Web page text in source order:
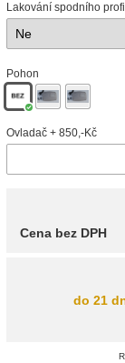
Lakování spodního
Pohon
Ovladač + 850,-Kč
Cena bez DPH
do 21